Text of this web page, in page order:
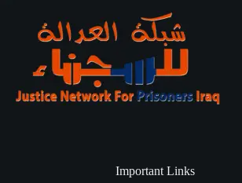
Important Links